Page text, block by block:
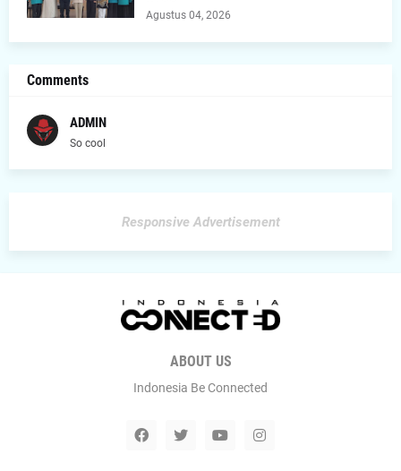
Agustus 04, 2026
Comments
ADMIN
So cool
Responsive Advertisement
ABOUT US
Indonesia Be Connected